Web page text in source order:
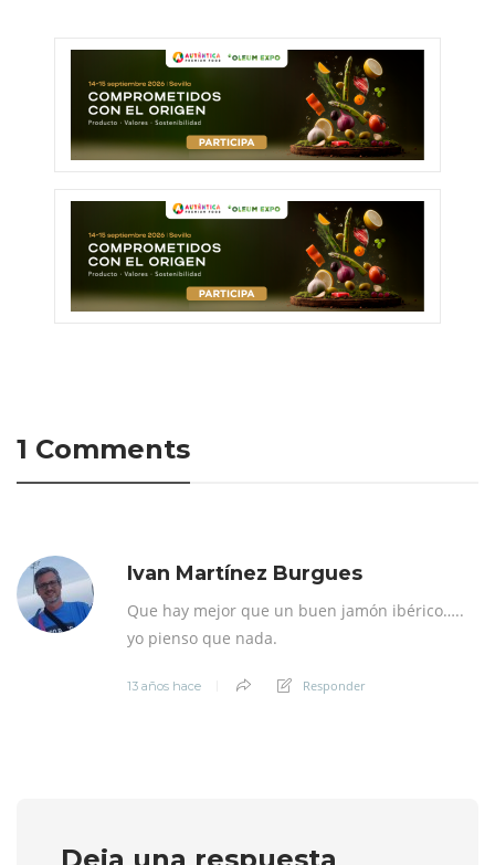
1 Comments
Ivan Martínez Burgues
Que hay mejor que un buen jamón ibérico…..
yo pienso que nada.
13 años hace Responder